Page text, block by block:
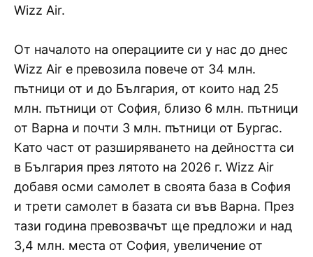
Wizz Air.
От началото на операциите си у нас до днес
Wizz Air е превозила повече от 34 млн.
пътници от и до България, от които над 25
млн. пътници от София, близо 6 млн. пътници
от Варна и почти 3 млн. пътници от Бургас.
Като част от разширяването на дейността си
в България през лятото на 2026 г. Wizz Air
добавя осми самолет в своята база в София
и трети самолет в базата си във Варна. През
тази година превозвачът ще предложи и над
3,4 млн. места от София, увеличение от